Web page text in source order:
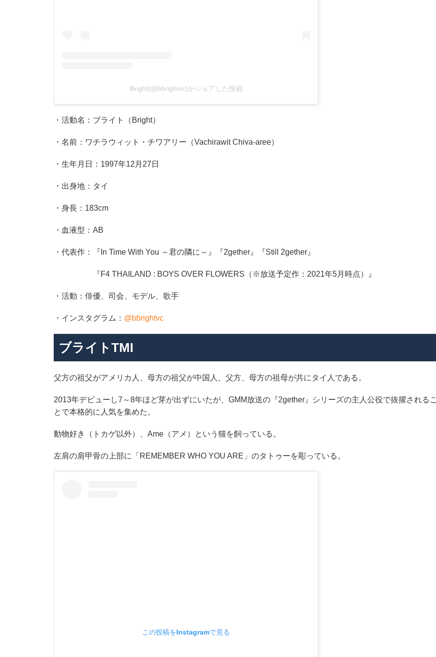
Bright(@bbrightvc)がシェアした投稿
・活動名：ブライト（Bright）​
・名前：ワチラウィット・チワアリー（Vachirawit Chiva-aree）
・生年月日：1997年12月27日​
・出身地：タイ​
・身長：183cm​
・血液型：AB​
・代表作：『In Time With You ～君の隣に～』『2gether』『Still 2gether』
『F4 THAILAND : BOYS OVER FLOWERS（※放送予定作：2021年5月時点）』
・活動：俳優、司会、モデル、歌手​
・インスタグラム： @bbrightvc​
ブライトTMI
父方の祖父がアメリカ人、母方の祖父が中国人、父方、母方の祖母が共にタイ人である。
2013年デビューし7～8年ほど芽が出ずにいたが、GMM放送の『2gether』シリーズの主人公役で抜擢されるこ
とで本格的に人気を集めた​。
動物好き（トカゲ以外）、Ame（アメ）という猫を飼っている​。
左肩の肩甲骨の上部に「REMEMBER WHO YOU ARE」のタトゥーを彫っている​。
この投稿をInstagramで見る